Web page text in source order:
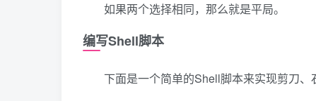
如果两个选择相同，那么就是平局。
编写Shell脚本
下面是一个简单的Shell脚本来实现剪刀、